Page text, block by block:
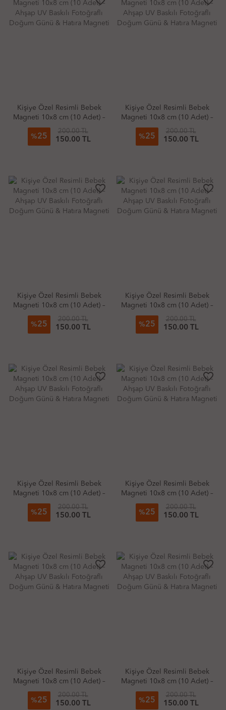
Kişiye Özel Resimli Bebek
Magneti 10x8 cm (10 Adet) –
Ahşap UV Baskılı Fotoğraflı
Doğum Günü & Hatıra
Magneti
%25
200.00 TL
150.00 TL
Kişiye Özel Resimli Bebek
Magneti 10x8 cm (10 Adet) –
Ahşap UV Baskılı Fotoğraflı
Doğum Günü & Hatıra
Magneti
%25
200.00 TL
150.00 TL
favorite_border
Kişiye Özel Resimli Bebek
Magneti 10x8 cm (10 Adet) –
Ahşap UV Baskılı Fotoğraflı
Doğum Günü & Hatıra
Magneti
%25
200.00 TL
150.00 TL
favorite_border
Kişiye Özel Resimli Bebek
Magneti 10x8 cm (10 Adet) –
Ahşap UV Baskılı Fotoğraflı
Doğum Günü & Hatıra
Magneti
%25
200.00 TL
150.00 TL
favorite_border
Kişiye Özel Resimli Bebek
Magneti 10x8 cm (10 Adet) –
Ahşap UV Baskılı Fotoğraflı
Doğum Günü & Hatıra
Magneti
%25
200.00 TL
150.00 TL
favorite_border
Kişiye Özel Resimli Bebek
Magneti 10x8 cm (10 Adet) –
Ahşap UV Baskılı Fotoğraflı
Doğum Günü & Hatıra
Magneti
%25
200.00 TL
150.00 TL
favorite_border
Kişiye Özel Resimli Bebek
Magneti 10x8 cm (10 Adet) –
Ahşap UV Baskılı Fotoğraflı
Doğum Günü & Hatıra
%25
200.00 TL
150.00 TL
favorite_border
Kişiye Özel Resimli Bebek
Magneti 10x8 cm (10 Adet) –
Ahşap UV Baskılı Fotoğraflı
Doğum Günü & Hatıra
%25
200.00 TL
150.00 TL